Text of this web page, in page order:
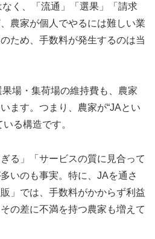
く、「流通」「選果」「請求
農家が個人でやるには難しい業
ため、手数料が発生するのは当
場・集荷場の維持費も、農家
ます。つまり、農家が“JAとい
いる構造です。
る」「サービスの質に見合って
いのも事実。特に、JAを通さ
」では、手数料がかからず利益
の差に不満を持つ農家も増えて